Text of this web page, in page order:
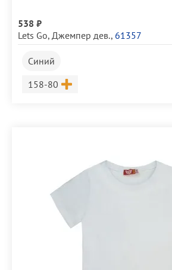
538 ₽
Lets Go, Джемпер дев., 61357
Синий
Размер
158-80